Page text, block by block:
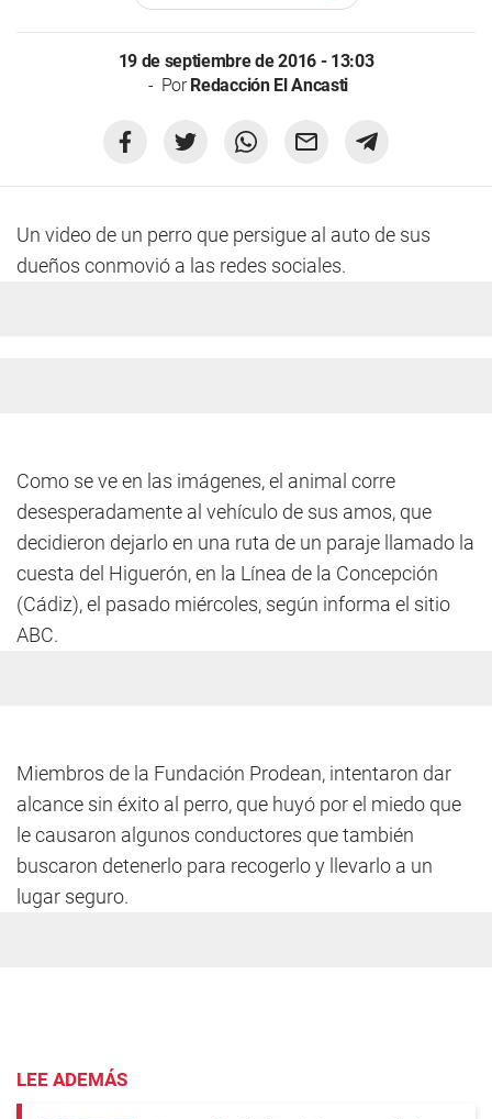
19 de septiembre de 2016 - 13:03
PorRedacción El Ancasti
Un video de un perro que persigue al auto de sus
dueños conmovió a las redes sociales.
Como se ve en las imágenes, el animal corre
desesperadamente al vehículo de sus amos, que
decidieron dejarlo en una ruta de un paraje llamado la
cuesta del Higuerón, en la Línea de la Concepción
(Cádiz), el pasado miércoles, según informa el sitio
ABC.
Miembros de la Fundación Prodean, intentaron dar
alcance sin éxito al perro, que huyó por el miedo que
le causaron algunos conductores que también
buscaron detenerlo para recogerlo y llevarlo a un
lugar seguro.
LEE ADEMÁS